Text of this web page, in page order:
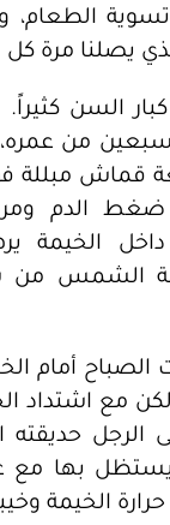
الطعام،
يصلنا مرة كل
السن
من
قماش مبللة
ضغط الدم
الخيمة
الشمس من
أمام
لكن مع اشتداد
الرجل حديقته
يستظل بها مع
الخيمة